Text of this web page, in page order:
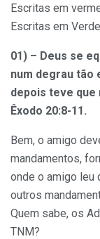
Escritas em
Escritas em Verde
01) – Deus se
num degrau tão
depois teve que
Êxodo 20:8-11.
Bem, o amigo
mandamentos,
onde o amigo leu
outros
Quem sabe, os
TNM?